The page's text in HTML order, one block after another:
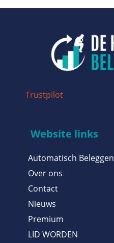
Trustpilot
Website links
Automatisch Beleggen
Over ons
Contact
Nieuws
Premium
LID WORDEN